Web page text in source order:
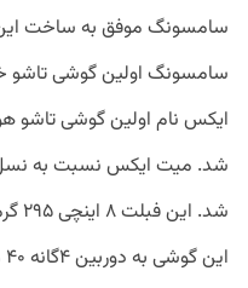
سامسونگ موفق به ساخت
سامسونگ اولین گوشی تاشو
شد. میت ایکس نسبت به نسل